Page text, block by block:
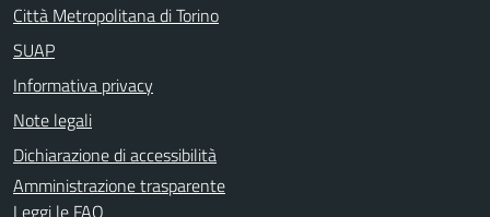
Città Metropolitana di Torino
SUAP
Informativa privacy
Note legali
Dichiarazione di accessibilità
Amministrazione trasparente
Leggi le FAQ